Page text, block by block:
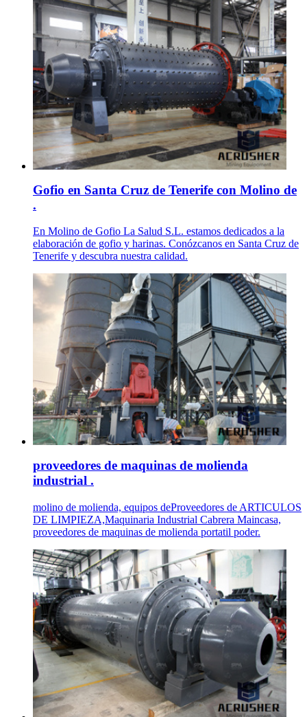
Gofio en Santa Cruz de Tenerife con Molino de
.
En Molino de Gofio La Salud S.L. estamos dedicados a la
elaboración de gofio y harinas. Conózcanos en Santa Cruz de
Tenerife y descubra nuestra calidad.
proveedores de maquinas de molienda
industrial .
molino de molienda, equipos deProveedores de ARTICULOS
DE LIMPIEZA,Maquinaria Industrial Cabrera Maincasa,
proveedores de maquinas de molienda portatil poder.